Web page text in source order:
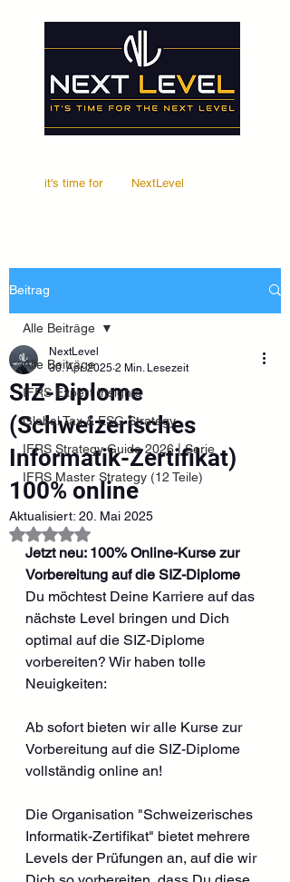
it's time for NextLevel
Beitrag
Alle Beiträge
IFRS Expert Insights
Global Tax & ESG Strategy
IFRS Strategy Guide 2026 | Serie
IFRS Master Strategy (12 Teile)
Alle Beiträge
SIZ-Diplome
(Schweizerisches
Informatik-Zertifikat)
100% online
NextLevel
30. Apr. 2025 2 Min. Lesezeit
Aktualisiert: 20. Mai 2025
Mit NaN von 5 Sternen bewertet.
Jetzt neu: 100% Online-Kurse zur
Vorbereitung auf die SIZ-Diplome
Du möchtest Deine Karriere auf das
nächste Level bringen und Dich
optimal auf die SIZ-Diplome
vorbereiten? Wir haben tolle
Neuigkeiten:
Ab sofort bieten wir alle Kurse zur
Vorbereitung auf die SIZ-Diplome
vollständig online an!
Die Organisation "Schweizerisches
Informatik-Zertifikat" bietet mehrere
Levels der Prüfungen an, auf die wir